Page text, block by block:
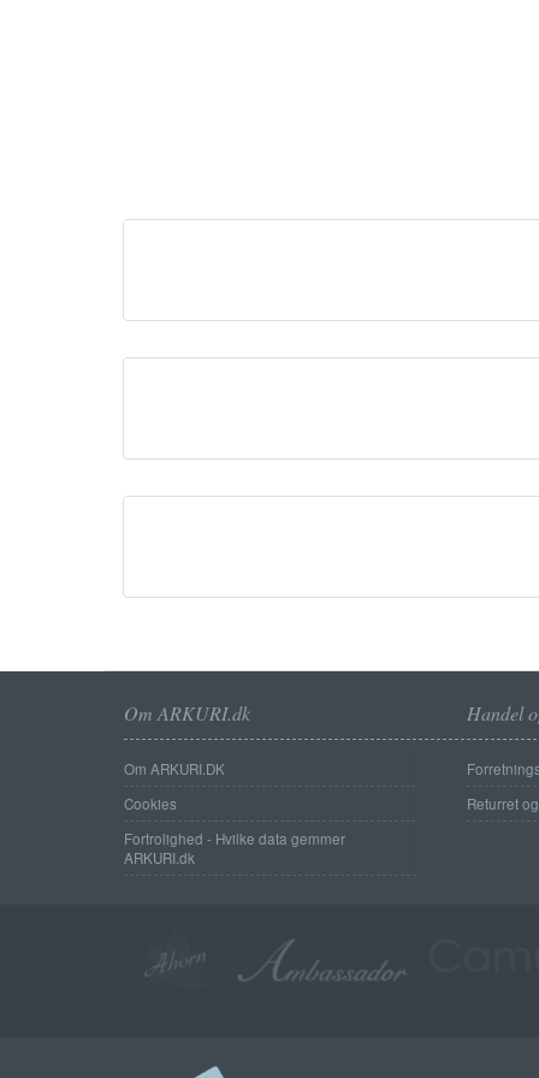
Om ARKURI.dk
Om ARKURI.DK
Cookies
Fortrolighed - Hvilke data gemmer
ARKURI.dk
Handel
Returret